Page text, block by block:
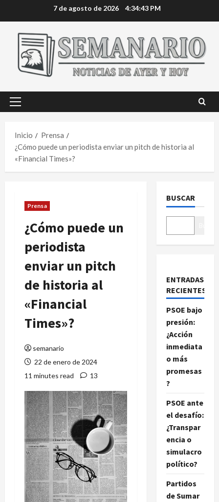
7 de agosto de 2026 4:34:44 PM
Menú
Inicio
Prensa
¿Cómo puede un periodista enviar un pitch de historia al
«Financial Times»?
Prensa
¿Cómo puede un
periodista
enviar un pitch
de historia al
«Financial
Times»?
semanario
22 de enero de 2024
11 minutes read
13
BUSCAR
ENTRADAS
RECIENTES
PSOE bajo
presión:
¿Acción
inmediata
o más
promesas
?
PSOE ante
el desafío:
¿Transpar
encia o
simulacro
político?
Partidos
de Sumar